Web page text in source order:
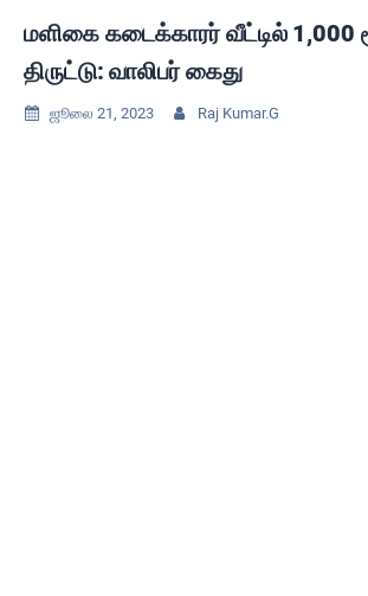
மளிகை கடைக்காரர் வீட்டில் 1,000
திருட்டு: வாலிபர் கைது
 ஜூலை 21, 2023  Raj Kumar.G